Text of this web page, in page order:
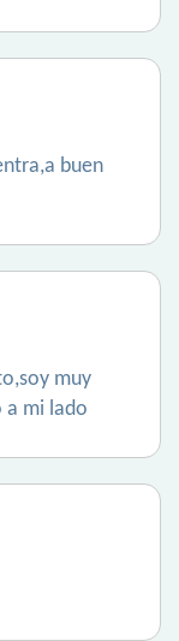
buen
muy
a mi lado